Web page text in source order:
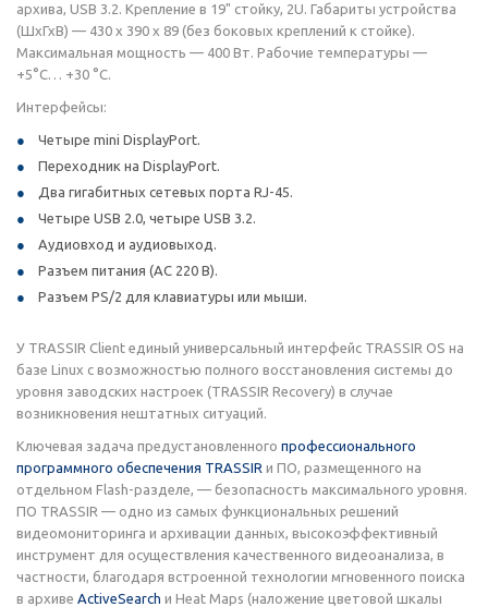
архива, USB 3.2. Крепление в 19" стойку, 2U. Габариты устройства
(ШхГхВ) — 430 x 390 x 89 (без боковых креплений к стойке).
Максимальная мощность — 400 Вт. Рабочие температуры —
+5°C… +30 °C.
Интерфейсы:
Четыре mini DisplayPort.
Переходник на DisplayPort.
Два гигабитных сетевых порта RJ-45.
Четыре USB 2.0, четыре USB 3.2.
Аудиовход и аудиовыход.
Разъем питания (AC 220 В).
Разъем PS/2 для клавиатуры или мыши.
У TRASSIR Client единый универсальный интерфейс TRASSIR OS на
базе Linux с возможностью полного восстановления системы до
уровня заводских настроек (TRASSIR Recovery) в случае
возникновения нештатных ситуаций.
Ключевая задача предустановленного профессионального
программного обеспечения TRASSIR и ПО, размещенного на
отдельном Flash-разделе, — безопасность максимального уровня.
ПО TRASSIR — одно из самых функциональных решений
видеомониторинга и архивации данных, высокоэффективный
инструмент для осуществления качественного видеоанализа, в
частности, благодаря встроенной технологии мгновенного поиска
в архиве ActiveSearch и Heat Maps (наложение цветовой шкалы